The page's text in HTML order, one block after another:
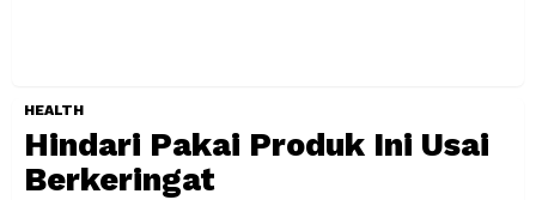
HEALTH
Hindari Pakai Produk Ini Usai
Berkeringat